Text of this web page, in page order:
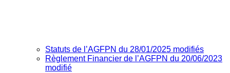
Statuts de l’AGFPN du 28/01/2025 modifiés
Règlement Financier de l’AGFPN du 20/06/2023
modifié